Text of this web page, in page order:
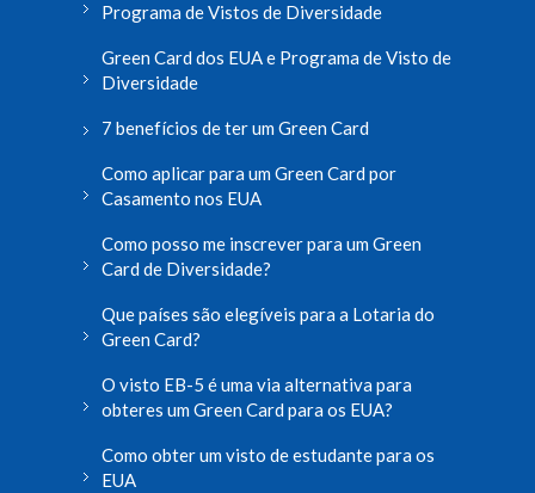
Programa de Vistos de Diversidade
Green Card dos EUA e Programa de Visto de
Diversidade
7 benefícios de ter um Green Card
Como aplicar para um Green Card por
Casamento nos EUA
Como posso me inscrever para um Green
Card de Diversidade?
Que países são elegíveis para a Lotaria do
Green Card?
O visto EB-5 é uma via alternativa para
obteres um Green Card para os EUA?
Como obter um visto de estudante para os
EUA